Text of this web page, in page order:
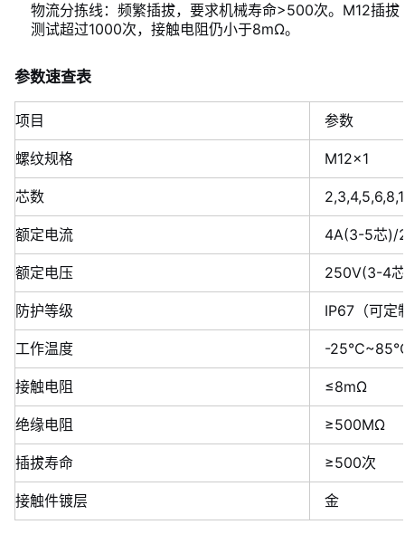
物流分拣线：频繁插拔，要求机械寿命>500次。M12插拔
测试超过1000次，接触电阻仍小于8mΩ。
参数速查表
项目 参数
螺纹规格 M12×1
芯数
额定电流 4A(3-5芯)/
额定电压 250V(3-4
防护等级 IP67（可定
工作温度 -25℃~85℃
接触电阻 ≤8mΩ
绝缘电阻 ≥500MΩ
插拔寿命 ≥500次
接触件镀层 金